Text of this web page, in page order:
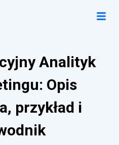
Analityk
Opis
przykład i